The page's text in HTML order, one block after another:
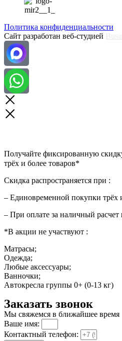
Политика конфиденциальности
Сайт разработан веб-студией
Получайте фиксированную
трёх и более товаров*
Скидка распространяется при :
– Единовременной покупки трёх
– При оплате за наличный расчет
*В акции не участвуют :
Матрасы;
Одежда;
Любые аксессуары;
Ванночки;
Автокресла группы 0+ (0-13 кг)
Заказать звонок
Мы свяжемся в ближайшее время
Ваше имя:
Контактный телефон: